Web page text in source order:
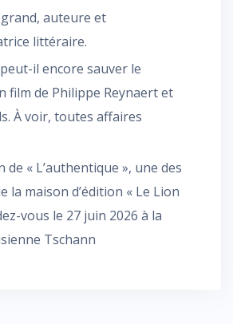
auteure et
littéraire.
il encore sauver le
film de Philippe Reynaert et
À voir, toutes affaires
de « L’authentique », une des
la maison d’édition « Le Lion
vous le 27 juin 2026 à la
Tschann